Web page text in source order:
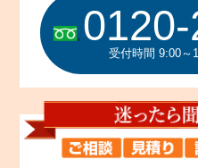
受付時間 9:00～